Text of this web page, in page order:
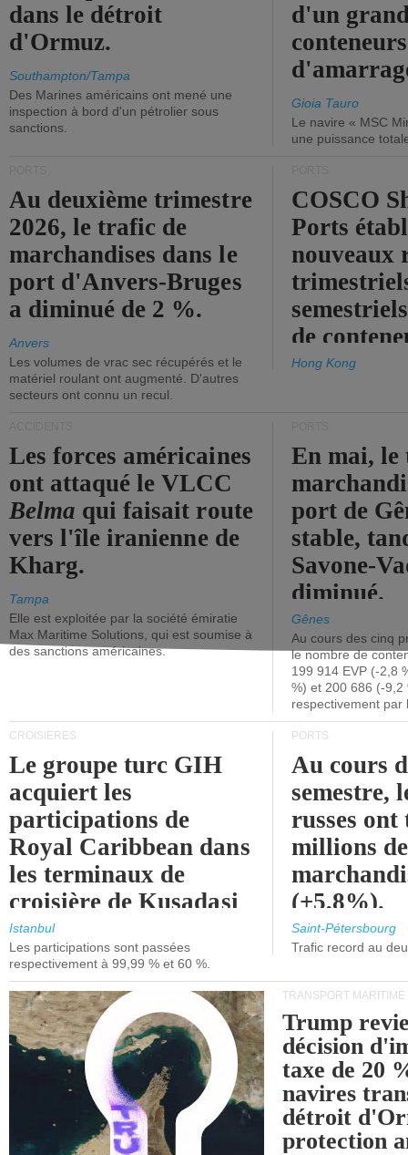
dans le détroit
d'Ormuz.
Southampton/Tampa
Des Marines américains ont mené une
inspection à bord d'un pétrolier sous
sanctions.
d'un
Gioia Tauro
Le navire « MSC
une puissance
Au deuxième trimestre
2026, le trafic de
marchandises dans le
port d'Anvers-Bruges
a diminué de 2 %.
Anvers
Les volumes de vrac sec récupérés et le
matériel roulant ont augmenté. D'autres
secteurs ont connu un recul.
COSCO
Ports
nouveaux
de
Hong Kong
Les forces américaines
ont attaqué le VLCC
Belma qui faisait route
vers l'île iranienne de
Kharg.
Tampa
Elle est exploitée par la société émiratie
Max Maritime Solutions, qui est soumise à
des sanctions américaines.
En mai, le
port de
stable,
Savone-
diminué.
Gênes
Au cours des cinq
le nombre de
199 914 EVP (-2,8
%) et 200 686 (-9,2
respectivement par
CROISIÈRES
Le groupe turc GIH
acquiert les
participations de
Royal Caribbean dans
les terminaux de
croisière de Kusadasi
et de Lisbonne.
Istanbul
Les participations sont passées
respectivement à 99,99 % et 60 %.
PORTS
Au cours
semestre,
russes
millions
(+5,8%).
Saint-Pétersbourg
Trafic record au
TRANSPORT MARITIME
Trump
décision
taxe de 20
navires
détroit
protection